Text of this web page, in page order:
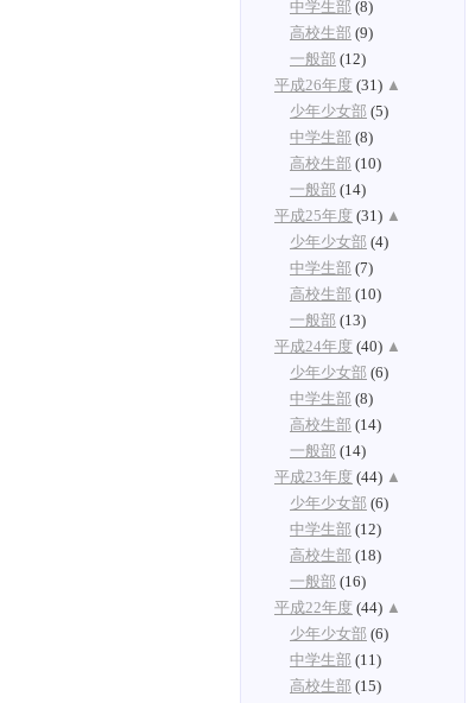
中学生部 (8)
高校生部 (9)
一般部 (12)
平成26年度 (31) ▲
少年少女部 (5)
中学生部 (8)
高校生部 (10)
一般部 (14)
平成25年度 (31) ▲
少年少女部 (4)
中学生部 (7)
高校生部 (10)
一般部 (13)
平成24年度 (40) ▲
少年少女部 (6)
中学生部 (8)
高校生部 (14)
一般部 (14)
平成23年度 (44) ▲
少年少女部 (6)
中学生部 (12)
高校生部 (18)
一般部 (16)
平成22年度 (44) ▲
少年少女部 (6)
中学生部 (11)
高校生部 (15)